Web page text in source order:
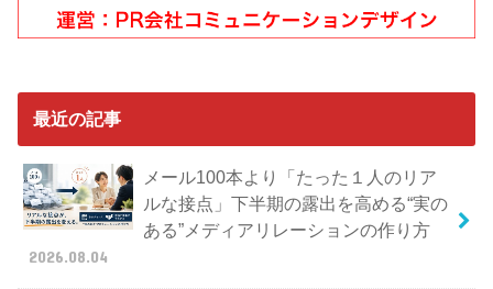
最近の記事
メール100本より「たった１人のリア
ルな接点」下半期の露出を高める“実の
ある”メディアリレーションの作り方
2026.08.04